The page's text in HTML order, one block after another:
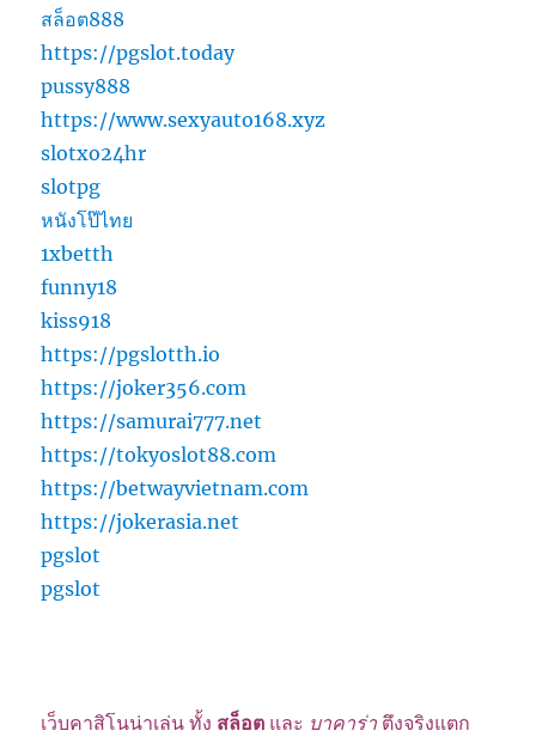
สล็อต888
https://pgslot.today
pussy888
https://www.sexyauto168.xyz
slotxo24hr
slotpg
หนังโป๊ไทย
1xbetth
funny18
kiss918
https://pgslotth.io
https://joker356.com
https://samurai777.net
https://tokyoslot88.com
https://betwayvietnam.com
https://jokerasia.net
pgslot
pgslot
เว็บคาสิโนน่าเล่น ทั้ง สล็อต และ บาคาร่า ตึงจริงแตก